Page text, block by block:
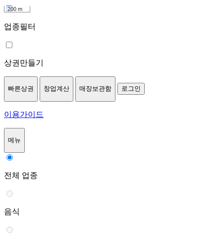
200 m
업종필터
상권만들기
빠른상권 창업계산 매장보관함 로그인
이용가이드
메뉴
전체 업종
음식